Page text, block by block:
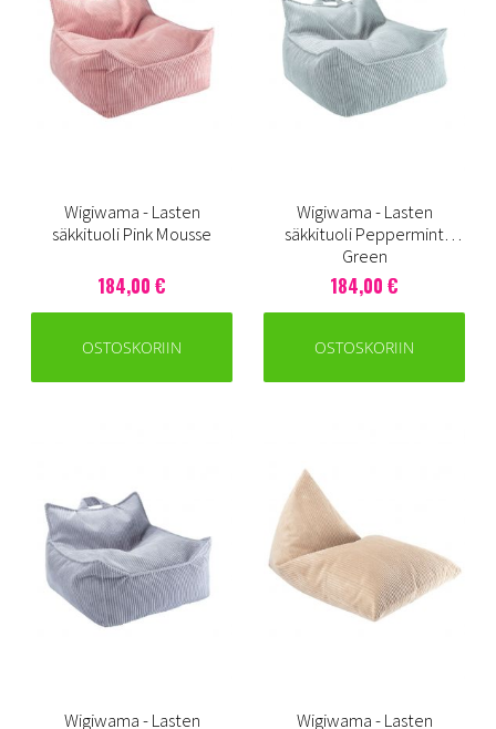
Wigiwama - Lasten
säkkituoli Pink Mousse
184,00 €
OSTOSKORIIN
Wigiwama - Lasten
säkkituoli Peppermint
Green
184,00 €
OSTOSKORIIN
Wigiwama - Lasten
Wigiwama - Lasten